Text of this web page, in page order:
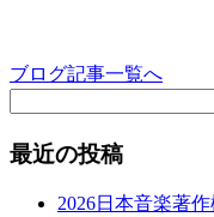
ブログ記事一覧へ
最近の投稿
2026日本音楽著